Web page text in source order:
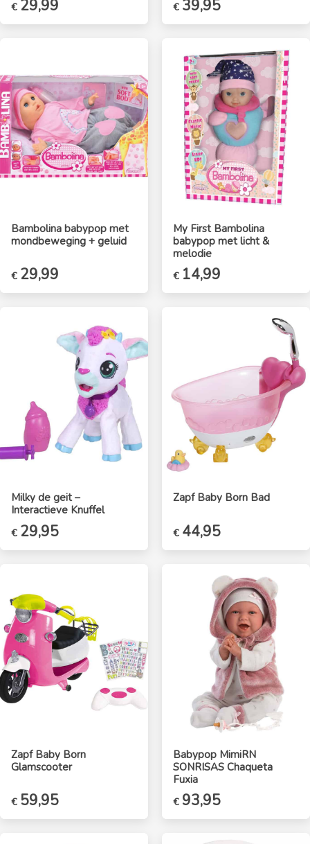
Oorspronkelijke
€ 29,99 € 39,95
Bambolina babypop met
mondbeweging + geluid
Oorspronkelijke
€ 29,99
My First Bambolina
babypop met licht &
melodie
Oorspronkelijke
€ 14,99
Milky de geit –
Interactieve Knuffel
€ 29,95
Zapf Baby Born Bad
€ 44,95
Zapf Baby Born
Glamscooter
€ 59,95
Babypop MimiRN
SONRISAS Chaqueta
Fuxia
€ 93,95